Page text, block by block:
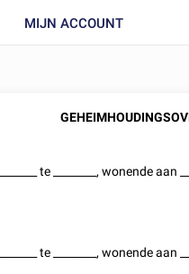
MIJN ACCOUNT
te , wonende aan
te , wonende aan